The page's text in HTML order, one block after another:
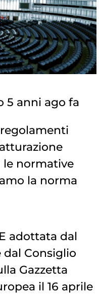
5 anni ago fa
normative
la norma
adottata dal
Consiglio
Gazzetta
il 16 aprile